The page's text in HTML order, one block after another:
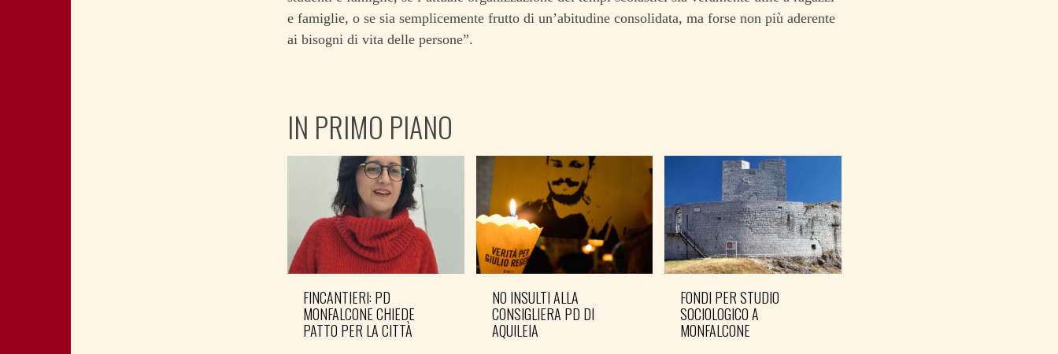
e famiglie, o se sia semplicemente frutto di un’abitudine consolidata, ma forse non più aderente
ai bisogni di vita delle persone”.
IN PRIMO PIANO
FINCANTIERI: PD
MONFALCONE CHIEDE
PATTO PER LA CITTÀ
NO INSULTI ALLA
CONSIGLIERA PD DI
AQUILEIA
FONDI PER STUDIO
SOCIOLOGICO A
MONFALCONE